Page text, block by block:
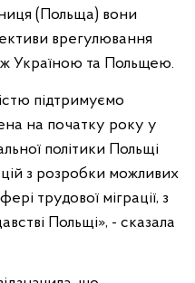
(Польща) вони
врегулювання
Україною та Польщею.
підтримуємо
на початку року у
політики Польщі
з розробки можливих
трудової міграції, з
Польщі», - сказала